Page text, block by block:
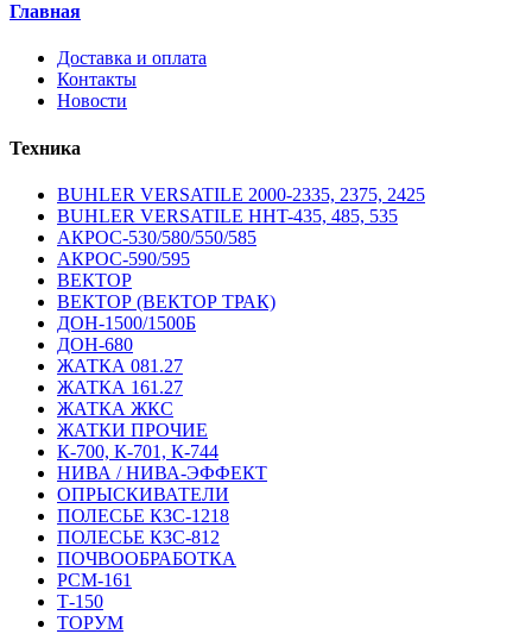
Главная
Доставка и оплата
Контакты
Новости
Техника
BUHLER VERSATILE 2000-2335, 2375, 2425
BUHLER VERSATILE HHT-435, 485, 535
АКРОС-530/580/550/585
АКРОС-590/595
ВЕКТОР
ВЕКТОР (ВЕКТОР ТРАК)
ДОН-1500/1500Б
ДОН-680
ЖАТКА 081.27
ЖАТКА 161.27
ЖАТКА ЖКС
ЖАТКИ ПРОЧИЕ
К-700, К-701, К-744
НИВА / НИВА-ЭФФЕКТ
ОПРЫСКИВАТЕЛИ
ПОЛЕСЬЕ КЗС-1218
ПОЛЕСЬЕ КЗС-812
ПОЧВООБРАБОТКА
РСМ-161
Т-150
ТОРУМ